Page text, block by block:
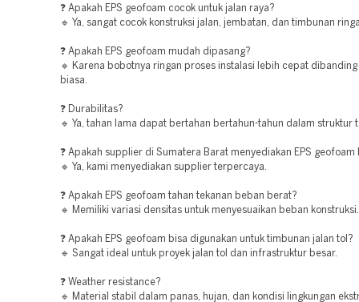
❓ Apakah EPS geofoam cocok untuk jalan raya?
🔹 Ya, sangat cocok konstruksi jalan, jembatan, dan timbunan
❓ Apakah EPS geofoam mudah dipasang?
🔹 Karena bobotnya ringan proses instalasi lebih cepat
biasa.
❓ Durabilitas?
🔹 Ya, tahan lama dapat bertahan bertahun-tahun dalam struktur
❓ Apakah supplier di Sumatera Barat menyediakan EPS geofoam
🔹 Ya, kami menyediakan supplier terpercaya.
❓ Apakah EPS geofoam tahan tekanan beban berat?
🔹 Memiliki variasi densitas untuk menyesuaikan beban konstruksi.
❓ Apakah EPS geofoam bisa digunakan untuk timbunan jalan tol?
🔹 Sangat ideal untuk proyek jalan tol dan infrastruktur besar.
❓ Weather resistance?
🔹 Material stabil dalam panas, hujan, dan kondisi lingkungan